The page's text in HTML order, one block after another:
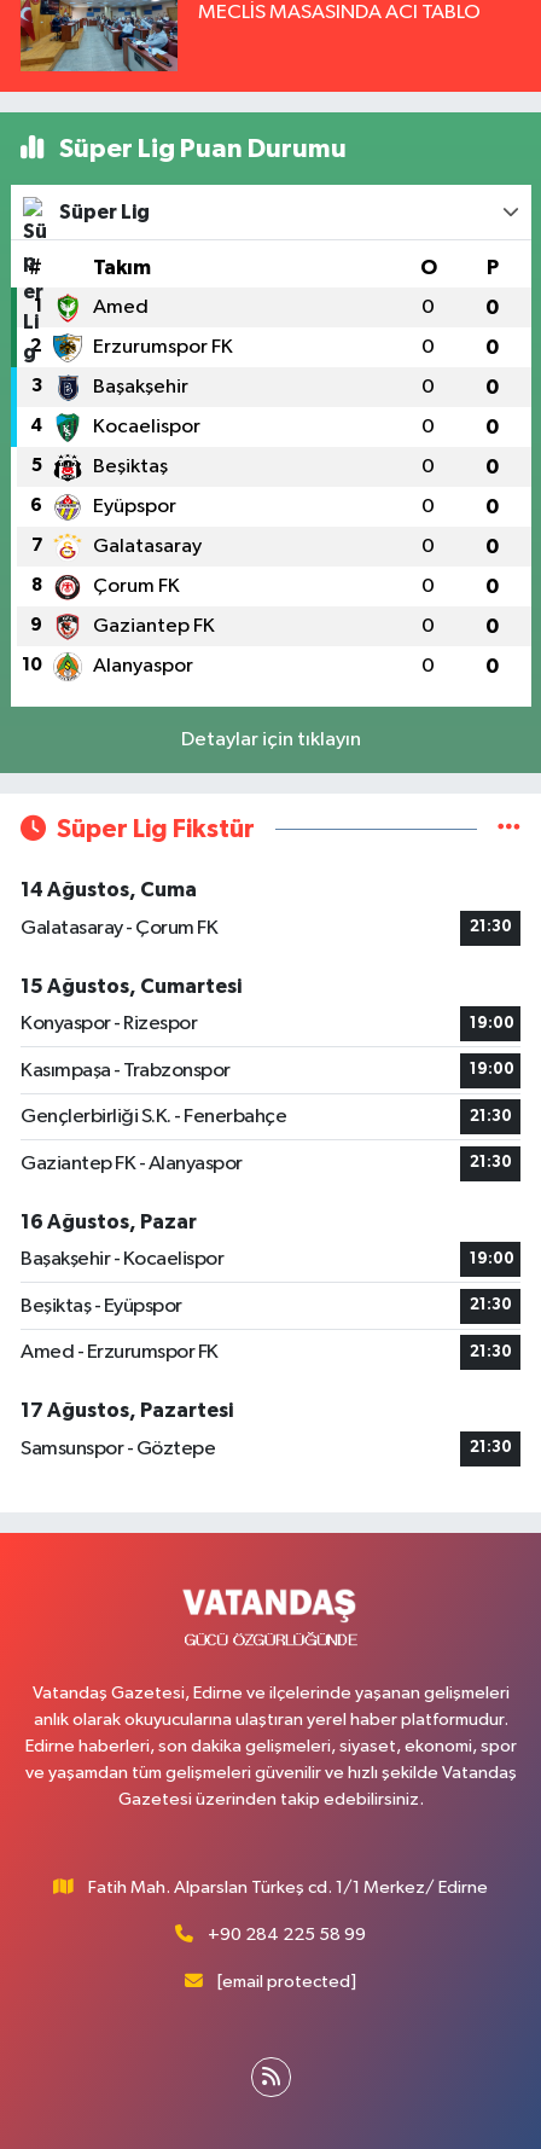
MECLİS MASASINDA ACI TABLO
Süper Lig Puan Durumu
Süper Lig
# Takım O P
1 Amed 0 0
2 Erzurumspor FK 0 0
3 Başakşehir 0 0
4 Kocaelispor 0 0
5 Beşiktaş 0 0
6 Eyüpspor 0 0
7 Galatasaray 0 0
8 Çorum FK 0 0
9 Gaziantep FK 0 0
10 Alanyaspor 0 0
Detaylar için tıklayın
Süper Lig Fikstür
14 Ağustos, Cuma
Galatasaray - Çorum FK
21:30
15 Ağustos, Cumartesi
Konyaspor - Rizespor
19:00
Kasımpaşa - Trabzonspor 19:00
Gençlerbirliği S.K. - Fenerbahçe 21:30
Gaziantep FK - Alanyaspor 21:30
16 Ağustos, Pazar
Başakşehir - Kocaelispor
19:00
Beşiktaş - Eyüpspor 21:30
Amed - Erzurumspor FK 21:30
17 Ağustos, Pazartesi
Samsunspor - Göztepe
21:30
Vatandaş Gazetesi, Edirne ve ilçelerinde yaşanan gelişmeleri
anlık olarak okuyucularına ulaştıran yerel haber platformudur.
Edirne haberleri, son dakika gelişmeleri, siyaset, ekonomi, spor
ve yaşamdan tüm gelişmeleri güvenilir ve hızlı şekilde Vatandaş
Gazetesi üzerinden takip edebilirsiniz.
Fatih Mah. Alparslan Türkeş cd. 1/1 Merkez/ Edirne
+90 284 225 58 99
[email protected]